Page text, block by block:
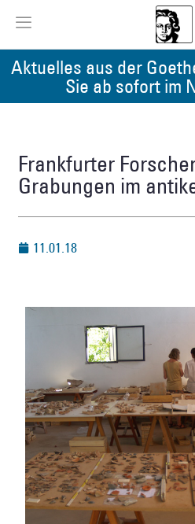
Aktuelles aus der
Sie ab sofort im
Frankfurter
Grabungen im
11.01.18